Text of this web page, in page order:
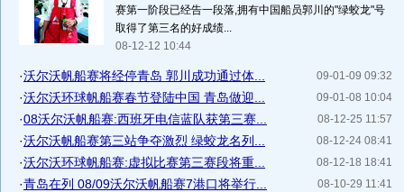
赛第一阶段已经告一段落,拥有中国船员郭川的"绿蛟龙"号
取得了第三名的好成绩...
08-12-12 10:44
09-01-09 09:32
·沃尔沃帆船赛将经停青岛 郭川成功通过体...
09-01-08 10:04
·沃尔沃环球帆船赛春节登陆中国 青岛做迎...
08-12-25 11:57
·08沃尔沃帆船赛:西班牙电信蓝队获第三赛...
08-12-24 08:41
·沃尔沃帆船赛第三站争夺激烈 绿蛟龙名列...
08-12-18 18:41
·沃尔沃环球帆船赛:虚拟比赛第三赛段将重...
08-10-29 11:41
·青岛在列 08/09沃尔沃帆船赛7港口将举行...